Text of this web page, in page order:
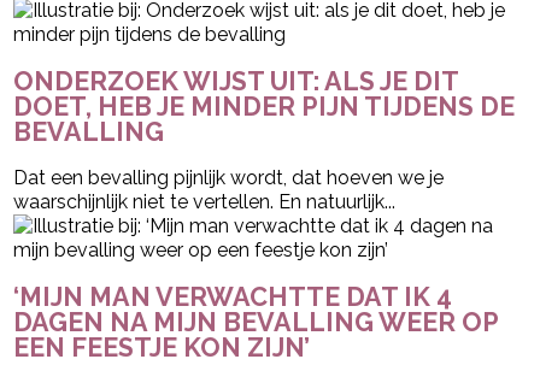
ONDERZOEK WIJST UIT: ALS JE DIT
DOET, HEB JE MINDER PIJN TIJDENS DE
BEVALLING
Dat een bevalling pijnlijk wordt, dat hoeven we je
waarschijnlijk niet te vertellen. En natuurlijk...
‘MIJN MAN VERWACHTTE DAT IK 4
DAGEN NA MIJN BEVALLING WEER OP
EEN FEESTJE KON ZIJN’